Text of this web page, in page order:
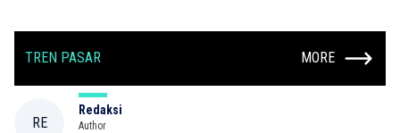
TREN PASAR MORE
RE
Redaksi
Author